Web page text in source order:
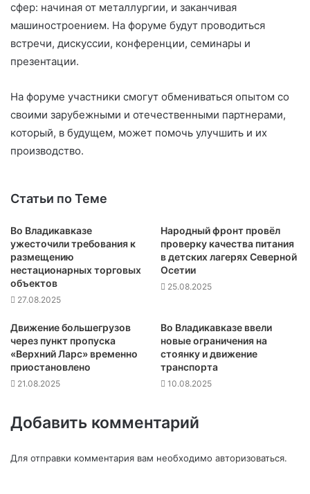
сфер: начиная от металлургии, и заканчивая
машиностроением. На форуме будут проводиться
встречи, дискуссии, конференции, семинары и
презентации.
На форуме участники смогут обмениваться опытом со
своими зарубежными и отечественными партнерами,
который, в будущем, может помочь улучшить и их
производство.
Статьи по Теме
Во Владикавказе
ужесточили требования к
размещению
нестационарных торговых
объектов
27.08.2025
Народный фронт провёл
проверку качества питания
в детских лагерях Северной
Осетии
25.08.2025
Движение большегрузов
через пункт пропуска
«Верхний Ларс» временно
приостановлено
21.08.2025
Во Владикавказе ввели
новые ограничения на
стоянку и движение
транспорта
10.08.2025
Добавить комментарий
Для отправки комментария вам необходимо авторизоваться.